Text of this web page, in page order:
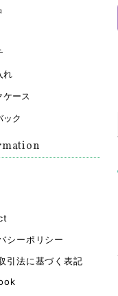
れ
ケース
ック
シーポリシー
引法に基づく表記